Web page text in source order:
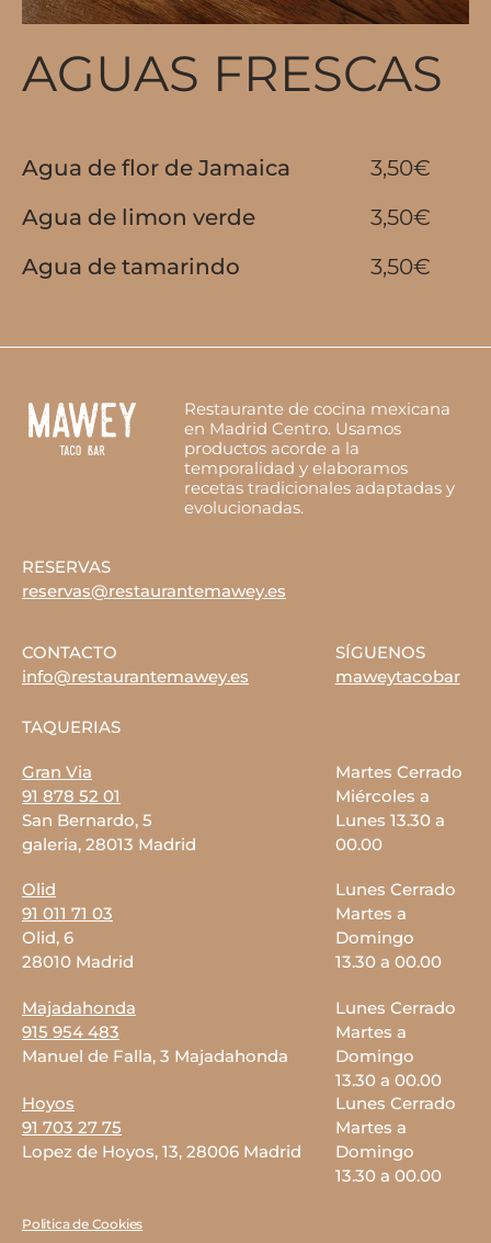
AGUAS FRESCAS
Agua de flor de Jamaica
3,50€
Agua de limon verde
3,50€
Agua de tamarindo
3,50€
Restaurante de cocina mexicana
en Madrid Centro. Usamos
productos acorde a la
temporalidad y elaboramos
recetas tradicionales adaptadas y
evolucionadas.
RESERVAS
reservas@restaurantemawey.es
CONTACTO
info@restaurantemawey.es
SÍGUENOS
maweytacobar
TAQUERIAS
Gran Via
91 878 52 01
San Bernardo, 5
galeria, 28013 Madrid
Martes Cerrado
Miércoles a
Lunes 13.30 a
00.00
Olid
91 011 71 03
Olid, 6
28010 Madrid
Lunes Cerrado
Martes a
Domingo
13.30 a 00.00
Majadahonda
915 954 483
Manuel de Falla, 3 Majadahonda
Lunes Cerrado
Martes a
Domingo
13.30 a 00.00
Hoyos
91 703 27 75
Lopez de Hoyos, 13, 28006 Madrid
Lunes Cerrado
Martes a
Domingo
13.30 a 00.00
Politica de Cookies